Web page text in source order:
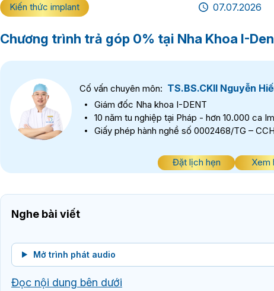
Kiến thức implant 07.07.2026
Chương trình trả góp 0% tại Nha Khoa I-
Cố vấn chuyên môn: TS.BS.CKII Nguyễn
Giám đốc Nha khoa I-DENT
10 năm tu nghiệp tại Pháp - hơn 10.000 ca
Giấy phép hành nghề số 0002468/TG –
Đặt lịch hẹn Xem
Nghe bài viết
Mở trình phát audio
Đọc nội dung bên dưới